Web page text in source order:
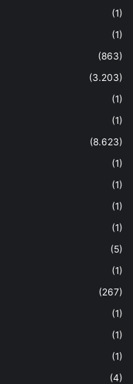
(1)
(1)
(863)
(3.203)
(1)
(1)
(8.623)
(1)
(1)
(1)
(1)
(5)
(1)
(267)
(1)
(1)
(1)
(4)